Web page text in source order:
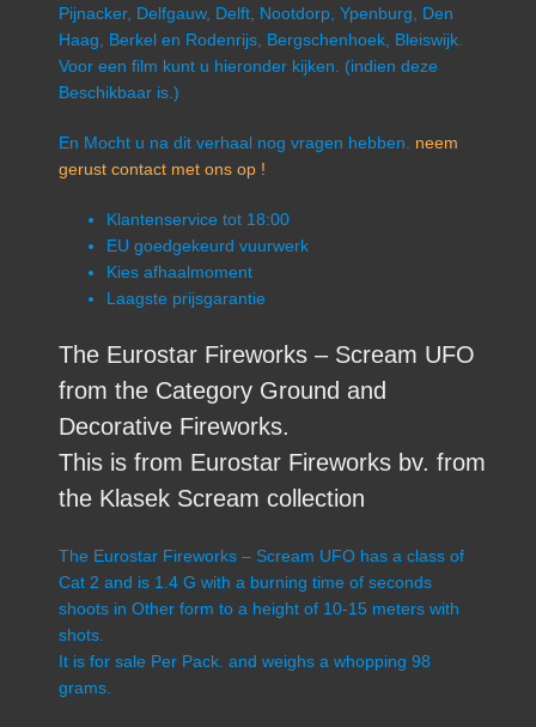
Pijnacker, Delfgauw, Delft, Nootdorp, Ypenburg, Den
Haag, Berkel en Rodenrijs, Bergschenhoek, Bleiswijk.
Voor een film kunt u hieronder kijken. (indien deze
Beschikbaar is.)
En Mocht u na dit verhaal nog vragen hebben. neem
gerust contact met ons op !
Klantenservice tot 18:00
EU goedgekeurd vuurwerk
Kies afhaalmoment
Laagste prijsgarantie
The Eurostar Fireworks – Scream UFO
from the Category Ground and
Decorative Fireworks.
This is from Eurostar Fireworks bv. from
the Klasek Scream collection
The Eurostar Fireworks – Scream UFO has a class of
Cat 2 and is 1.4 G with a burning time of seconds
shoots in Other form to a height of 10-15 meters with
shots.
It is for sale Per Pack. and weighs a whopping 98
grams.